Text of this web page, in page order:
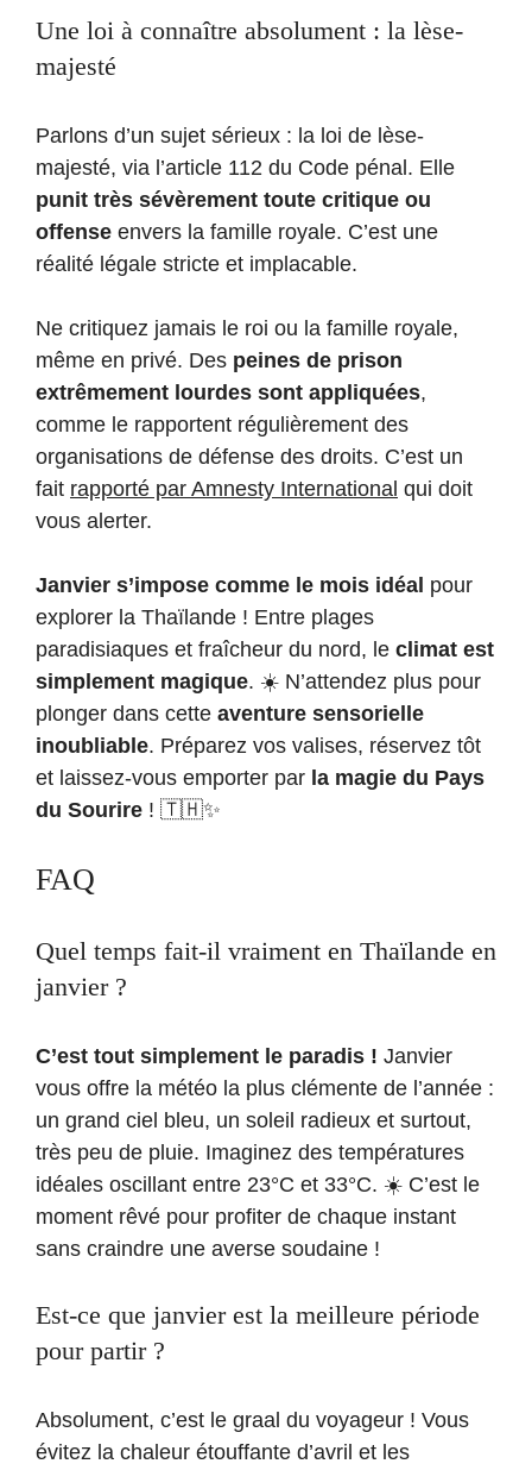
Une loi à connaître absolument : la lèse-
majesté
Parlons d’un sujet sérieux : la loi de lèse-
majesté, via l’article 112 du Code pénal. Elle
punit très sévèrement toute critique ou
offense envers la famille royale. C’est une
réalité légale stricte et implacable.
Ne critiquez jamais le roi ou la famille royale,
même en privé. Des peines de prison
extrêmement lourdes sont appliquées,
comme le rapportent régulièrement des
organisations de défense des droits. C’est un
fait rapporté par Amnesty International qui doit
vous alerter.
Janvier s’impose comme le mois idéal pour
explorer la Thaïlande ! Entre plages
paradisiaques et fraîcheur du nord, le climat est
simplement magique. ☀️ N’attendez plus pour
plonger dans cette aventure sensorielle
inoubliable. Préparez vos valises, réservez tôt
et laissez-vous emporter par la magie du Pays
du Sourire ! 🇹🇭✨
FAQ
Quel temps fait-il vraiment en Thaïlande en
janvier ?
C’est tout simplement le paradis ! Janvier
vous offre la météo la plus clémente de l’année :
un grand ciel bleu, un soleil radieux et surtout,
très peu de pluie. Imaginez des températures
idéales oscillant entre 23°C et 33°C. ☀️ C’est le
moment rêvé pour profiter de chaque instant
sans craindre une averse soudaine !
Est-ce que janvier est la meilleure période
pour partir ?
Absolument, c’est le graal du voyageur ! Vous
évitez la chaleur étouffante d’avril et les